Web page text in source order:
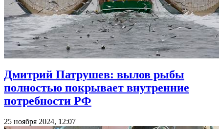
Дмитрий Патрушев: вылов рыбы
полностью покрывает внутренние
потребности РФ
25 ноября 2024, 12:07